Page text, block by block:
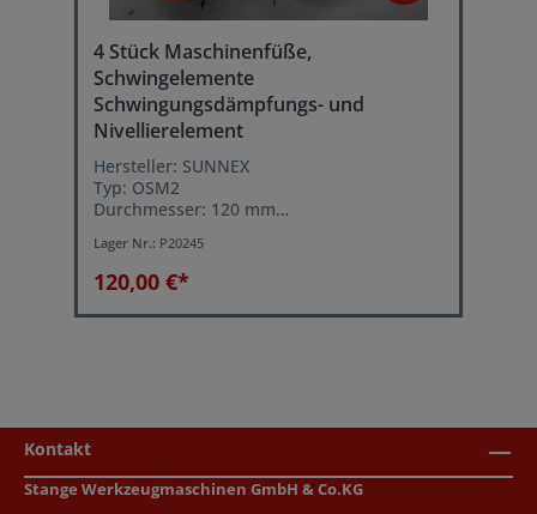
4 Stück Maschinenfüße,
Schwingelemente
Schwingungsdämpfungs- und
Nivellierelement
Hersteller: SUNNEX
Typ: OSM2
Durchmesser: 120 mm
kg
Leichtes ausrichten der Maschine über
Stellschraube
Lager Nr.: P20245
120,00 €*
Kontakt
Stange Werkzeugmaschinen GmbH & Co.KG